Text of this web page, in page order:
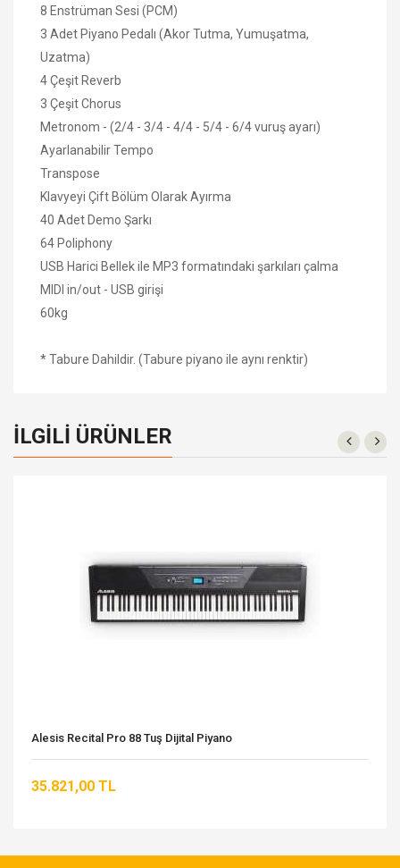
8 Enstrüman Sesi (PCM)
3 Adet Piyano Pedalı (Akor Tutma, Yumuşatma,
Uzatma)
4 Çeşit Reverb
3 Çeşit Chorus
Metronom - (2/4 - 3/4 - 4/4 - 5/4 - 6/4 vuruş ayarı)
Ayarlanabilir Tempo
Transpose
Klavyeyi Çift Bölüm Olarak Ayırma
40 Adet Demo Şarkı
64 Poliphony
USB Harici Bellek ile MP3 formatındaki şarkıları çalma
MIDI in/out - USB girişi
60kg
* Tabure Dahildir. (Tabure piyano ile aynı renktir)
İLGILI ÜRÜNLER
Alesis Recital Pro 88 Tuş Dijital Piyano
35.821,00 TL